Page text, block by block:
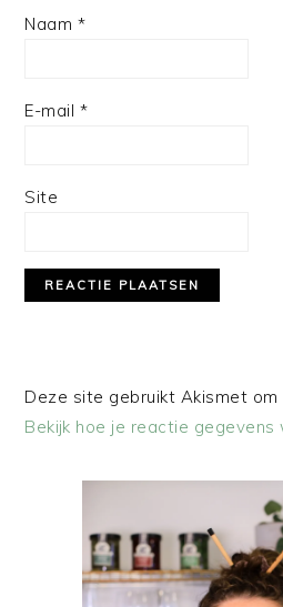
Naam *
E-mail *
Site
Deze site gebruikt Akismet
Bekijk hoe je reactie